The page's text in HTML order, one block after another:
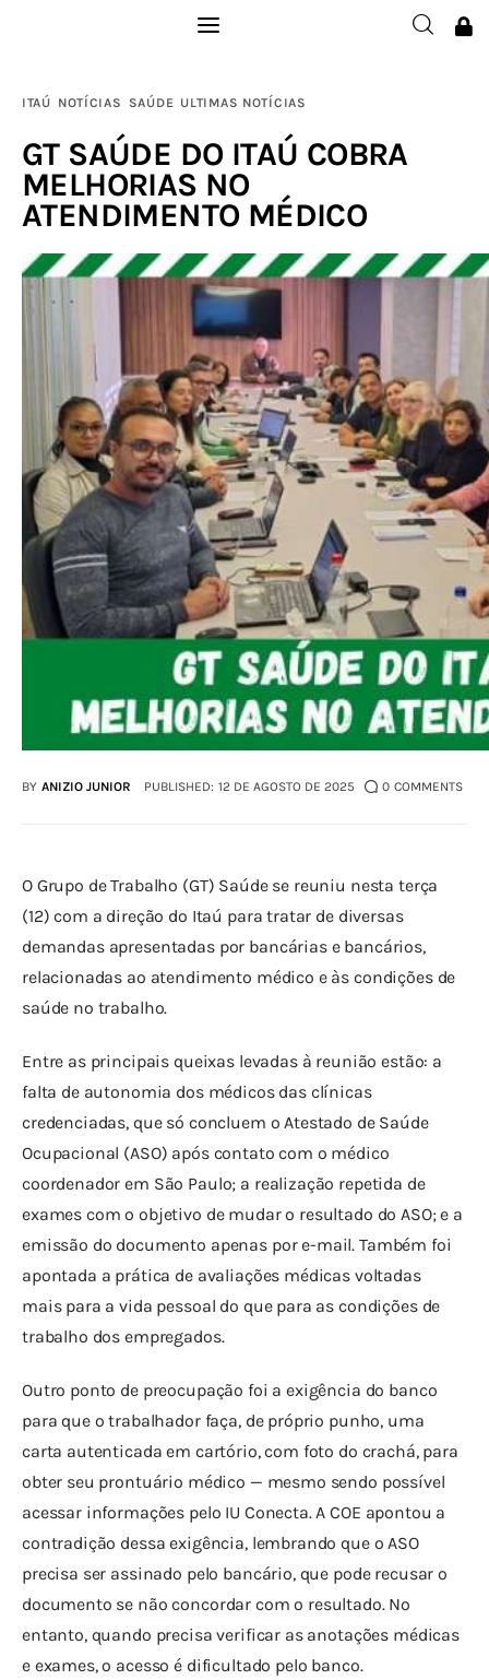
Filie-se
Publicações
Galerias
Notícias
Links
Contatos
ITAÚ NOTÍCIAS SAÚDE ULTIMAS NOTÍCIAS
GT SAÚDE DO ITAÚ COBRA
MELHORIAS NO
ATENDIMENTO MÉDICO
BY ANIZIO JUNIOR PUBLISHED: 12 DE AGOSTO DE 2025 0 COMMENTS
O Grupo de Trabalho (GT) Saúde se reuniu nesta terça
(12) com a direção do Itaú para tratar de diversas
demandas apresentadas por bancárias e bancários,
relacionadas ao atendimento médico e às condições de
saúde no trabalho.
Entre as principais queixas levadas à reunião estão: a
falta de autonomia dos médicos das clínicas
credenciadas, que só concluem o Atestado de Saúde
Ocupacional (ASO) após contato com o médico
coordenador em São Paulo; a realização repetida de
exames com o objetivo de mudar o resultado do ASO; e a
emissão do documento apenas por e-mail. Também foi
apontada a prática de avaliações médicas voltadas
mais para a vida pessoal do que para as condições de
trabalho dos empregados.
Outro ponto de preocupação foi a exigência do banco
para que o trabalhador faça, de próprio punho, uma
carta autenticada em cartório, com foto do crachá, para
obter seu prontuário médico — mesmo sendo possível
acessar informações pelo IU Conecta. A COE apontou a
contradição dessa exigência, lembrando que o ASO
precisa ser assinado pelo bancário, que pode recusar o
documento se não concordar com o resultado. No
entanto, quando precisa verificar as anotações médicas
e exames, o acesso é dificultado pelo banco.